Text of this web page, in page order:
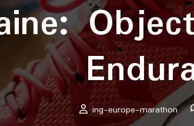
ing-europe-marathon